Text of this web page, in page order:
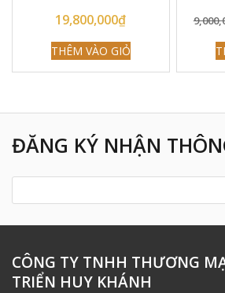
19,800,000₫
THÊM VÀO GIỎ
ĐĂNG KÝ NHẬN
CÔNG TY TNHH THƯƠNG
TRIỂN HUY KHÁNH